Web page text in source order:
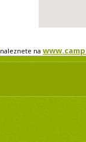
naleznete na